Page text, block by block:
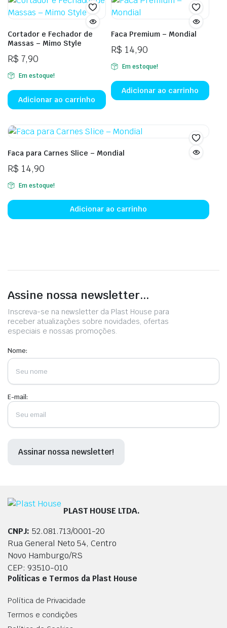
Cortador e Fechador de
Massas – Mimo Style
R$ 7,90
Em estoque!
Adicionar ao carrinho
Faca Premium – Mondial
R$ 14,90
Em estoque!
Adicionar ao carrinho
Faca para Carnes Slice – Mondial
R$ 14,90
Em estoque!
Adicionar ao carrinho
Assine nossa newsletter...
Inscreva-se na newsletter da Plast House para
receber atualizações sobre novidades, ofertas
especiais e nossas promoções.
Nome:
E-mail:
PLAST HOUSE LTDA.
CNPJ: 52.081.713/0001-20
Rua General Neto 54, Centro
Novo Hamburgo/RS
CEP: 93510-010
Políticas e Termos da Plast House
Política de Privacidade
Termos e condições